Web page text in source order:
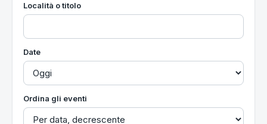
Località o titolo
Date
Ordina gli eventi